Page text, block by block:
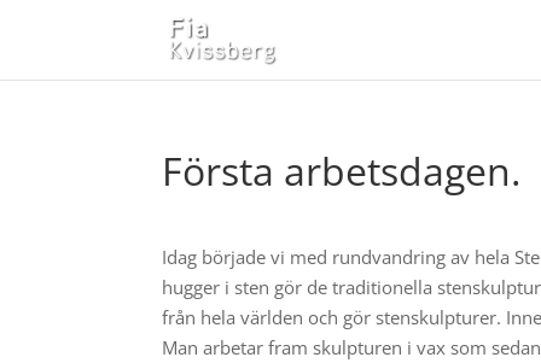
Första arbetsdagen.
Idag började vi med rundvandring av hela
hugger i sten gör de traditionella
från hela världen och gör stenskulpturer.
Man arbetar fram skulpturen i vax som